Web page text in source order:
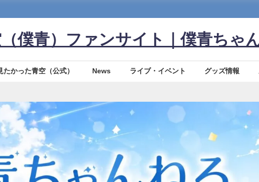
僕青）ファンサイト｜僕青ちゃ
たかった青空（公式） News ライブ・イベント グッズ情報